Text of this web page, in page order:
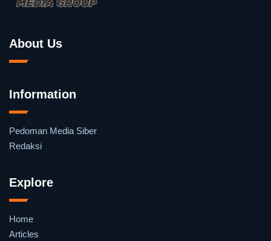
About Us
Information
Pedoman Media Siber
Redaksi
Explore
Home
Articles